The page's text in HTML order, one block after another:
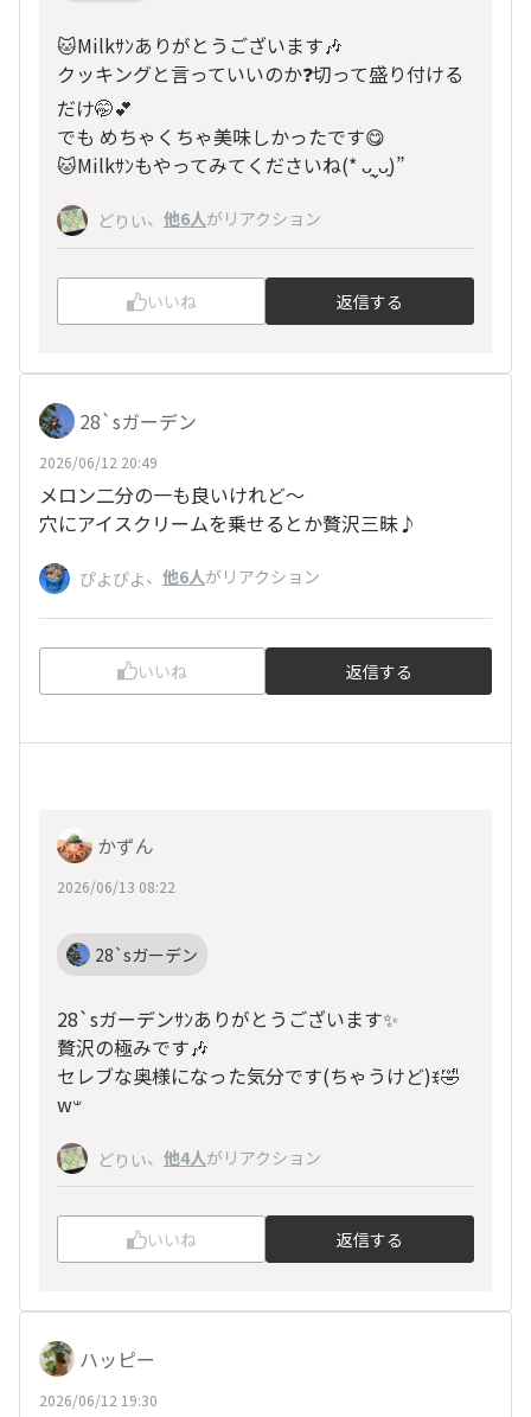
🐱Milkｻﾝありがとうございます🎶
クッキングと言っていいのか❓切って盛り付ける
だけ🤭💕
でも めちゃくちゃ美味しかったです😋
🐱Milkｻﾝもやってみてくださいね(* ᴗ͈ˬᴗ͈)”
どりい、 他6人がリアクション
いいね 返信する
28`sガーデン
2026/06/12 20:49
メロン二分の一も良いけれど〜
穴にアイスクリームを乗せるとか贅沢三昧♪
ぴよぴよ、 他6人がリアクション
いいね 返信する
かずん
2026/06/13 08:22
28`sガーデン
28`sガーデンｻﾝありがとうございます✨
贅沢の極みです🎶
セレブな奥様になった気分です(ちゃうけど)ꉂ🤣
w‪𐤔
どりい、 他4人がリアクション
いいね 返信する
ハッピー
2026/06/12 19:30